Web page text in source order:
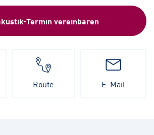
Termin vereinbaren
Route E-Mail